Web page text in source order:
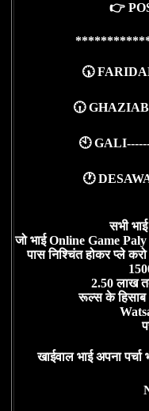
👉
🕠
🕡
🕙
🕐
सभी
जो भाई Online Game Paly
पास निश्चिंत होकर प्ले करो
2.50 लाख
रूल्स के हिसाब
खाईवाल भाई अपना